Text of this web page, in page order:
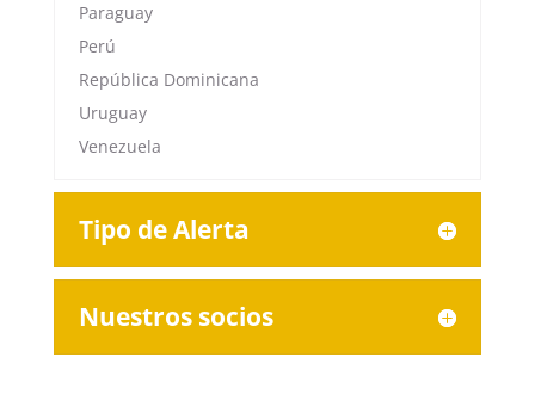
Paraguay
Perú
República Dominicana
Uruguay
Venezuela
Tipo de Alerta
Nuestros socios